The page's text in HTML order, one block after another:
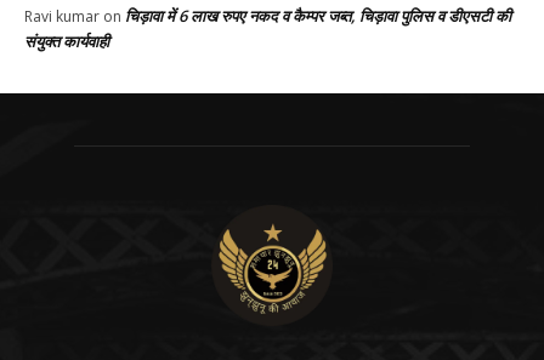
Ravi kumar on चिड़ावा में 6 लाख रुपए नकद व कैम्पर जब्त, चिड़ावा पुलिस व डीएसटी की
संयुक्त कार्यवाही